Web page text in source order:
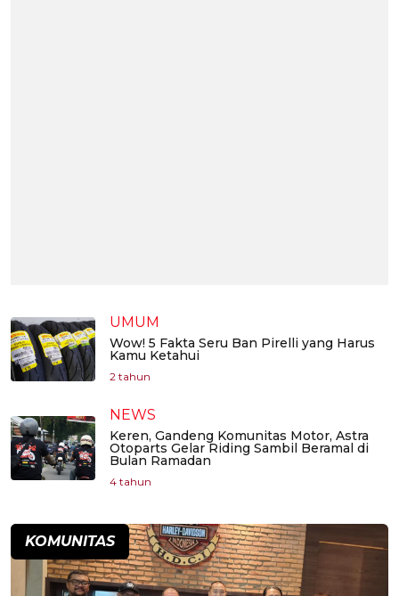
UMUM
Wow! 5 Fakta Seru Ban Pirelli yang Harus
Kamu Ketahui
2 tahun
NEWS
Keren, Gandeng Komunitas Motor, Astra
Otoparts Gelar Riding Sambil Beramal di
Bulan Ramadan
4 tahun
KOMUNITAS